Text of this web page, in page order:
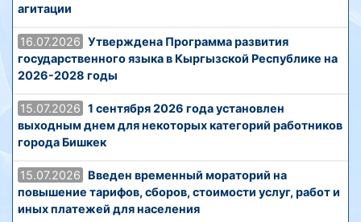
агитации
16.07.2026 Утверждена Программа развития
государственного языка в Кыргызской Республике на
2026-2028 годы
15.07.2026 1 сентября 2026 года установлен
выходным днем для некоторых категорий работников
города Бишкек
15.07.2026
Введен временный мораторий на
повышение тарифов, сборов, стоимости услуг, работ и
иных платежей для населения